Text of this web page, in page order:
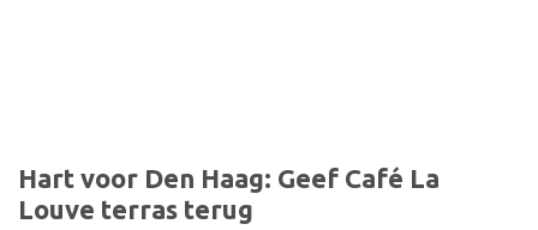
Hart voor Den Haag: Geef Café La
Louve terras terug